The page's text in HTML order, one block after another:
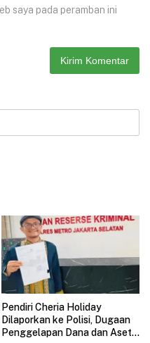
saya pada peramban ini
Pendiri Cheria Holiday
Dilaporkan ke Polisi, Dugaan
Penggelapan Dana dan Aset